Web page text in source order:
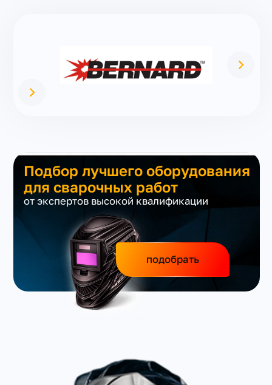
Подбор лучшего оборудования
для сварочных работ
от экспертов высокой квалификации
подобрать